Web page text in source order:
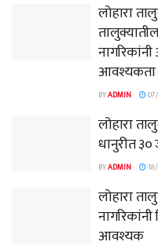
लोहारा
आवश्यकता
BYADMIN
लोहारा
धानुरीत
BYADMIN
लोहारा
आवश्यक